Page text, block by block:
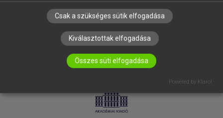
LICENCSZERZŐDÉS ADATVÉDELEM
Csak a szükséges sütik elfogadása
Kiválasztottak elfogadása
Összes süti elfogadása
Powered by Klaro!